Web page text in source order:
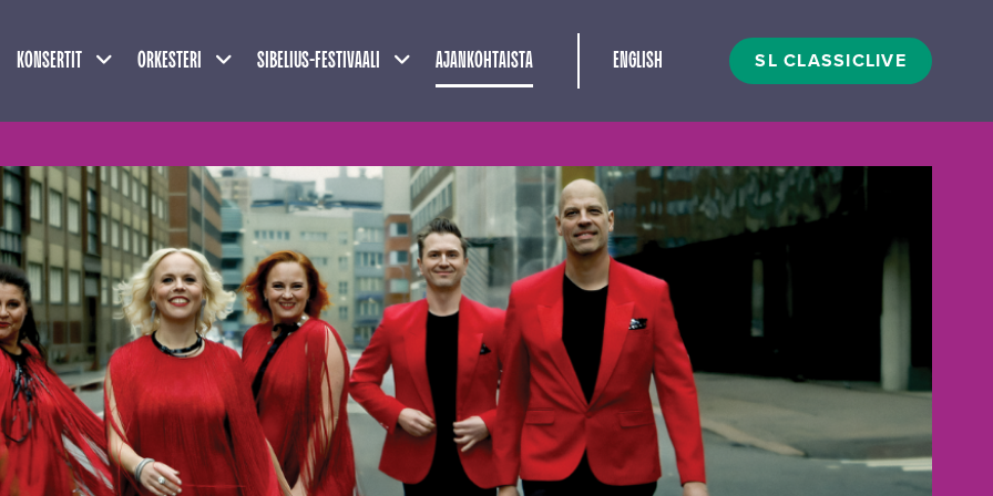
KONSERTIT Näytä alasivut
ORKESTERI Näytä alasivut
SIBELIUS-FESTIVAALI Näytä alasivut
AJANKOHTAISTA ENGLISH SL CLASSICLIVE